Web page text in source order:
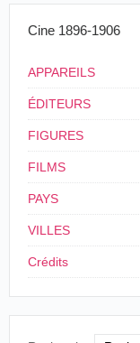
Cine 1896-1906
APPAREILS
ÉDITEURS
FIGURES
FILMS
PAYS
VILLES
Crédits